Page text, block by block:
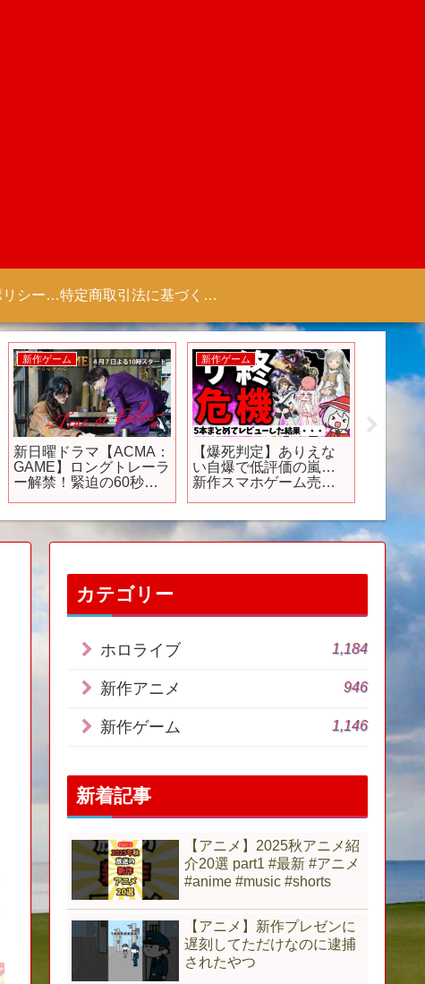
プライバシーポリシー 【Colorful Creation】 特定商取引法に基づく表記（商取引に関する開示）
新作ゲーム
新日曜ドラマ【ACMA：
GAME】ロングトレーラ
ー解禁！緊迫の60秒を
新作ゲーム
【爆死判定】ありえな
い自爆で低評価の嵐…
新作スマホゲーム売上
終了】【セルラン】
【ジョジョオラドラ】
ベイルザワールド】
#shorts
カテゴリー
ホロライブ 1,184
新作アニメ 946
新作ゲーム 1,146
新着記事
【アニメ】2025秋アニメ紹
介20選 part1 #最新 #アニメ
#anime #music #shorts
【アニメ】新作プレゼンに
遅刻してただけなのに逮捕
されたやつ